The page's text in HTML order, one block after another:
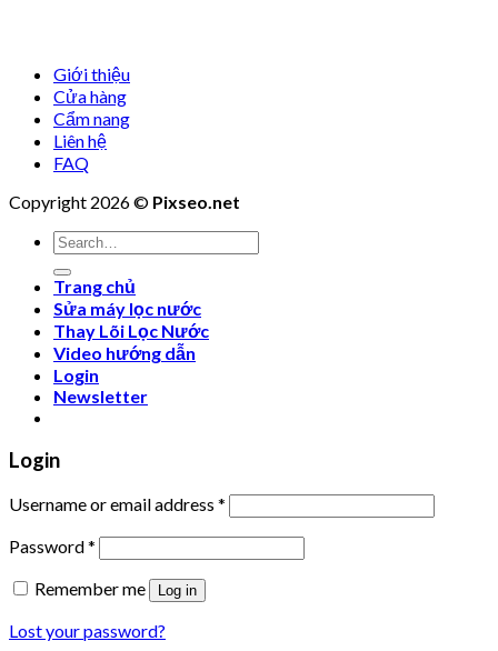
Giới thiệu
Cửa hàng
Cẩm nang
Liên hệ
FAQ
Copyright 2026 © Pixseo.net
Search
for:
Trang chủ
Sửa máy lọc nước
Thay Lõi Lọc Nước
Video hướng dẫn
Login
Newsletter
Login
Username or email address *
Password*
Remember me
Log in
Lost your password?